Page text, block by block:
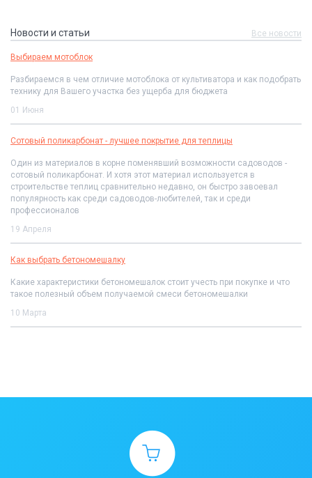
Новости и статьи Все новости
Выбираем мотоблок
Разбираемся в чем отличие мотоблока от культиватора и как подобрать
технику для Вашего участка без ущерба для бюджета
01 Июня
Сотовый поликарбонат - лучшее покрытие для теплицы
Один из материалов в корне поменявший возможности садоводов -
сотовый поликарбонат. И хотя этот материал используется в
строительстве теплиц сравнительно недавно, он быстро завоевал
популярность как среди садоводов-любителей, так и среди
профессионалов
19 Апреля
Как выбрать бетономешалку
Какие характеристики бетономешалок стоит учесть при покупке и что
такое полезный объем получаемой смеси бетономешалки
10 Марта